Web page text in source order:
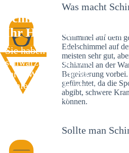
Schimmelexperte in
Ihr Helfer an Ort und
Sie haben kürzlich
schwarze Flecken an
Ihrer Wand entdeckt?
Schlechte Nachrichten:
Sie haben einen
Was macht
Schimmel auf dem
Edelschimmel auf
meisten sehr gut,
Schimmel an der
Begeisterung
gefürchtet, da die
abgibt, schwere
können.
Sollte man